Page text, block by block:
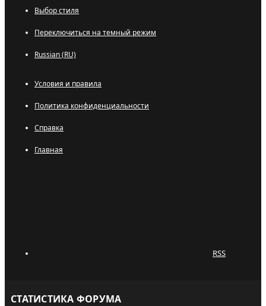
Выбор стиля
Переключиться на темный режим
Russian (RU)
Условия и правила
Политика конфиденциальности
Справка
Главная
RSS
СТАТИСТИКА ФОРУМА